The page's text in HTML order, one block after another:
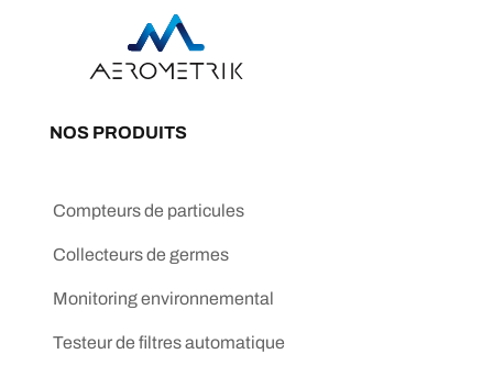
NOS PRODUITS
Compteurs de particules
Collecteurs de germes
Monitoring environnemental
Testeur de filtres automatique